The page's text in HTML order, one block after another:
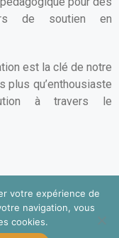
de soutien en
est la clé de notre
plus qu’enthousiaste
à travers le
ne pourront
précieux de
réalisations
votre expérience de
navigation, vous
cookies.